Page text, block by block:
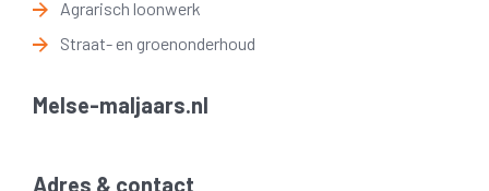
Agrarisch loonwerk
Straat- en groenonderhoud
Melse-maljaars.nl
Adres & contact